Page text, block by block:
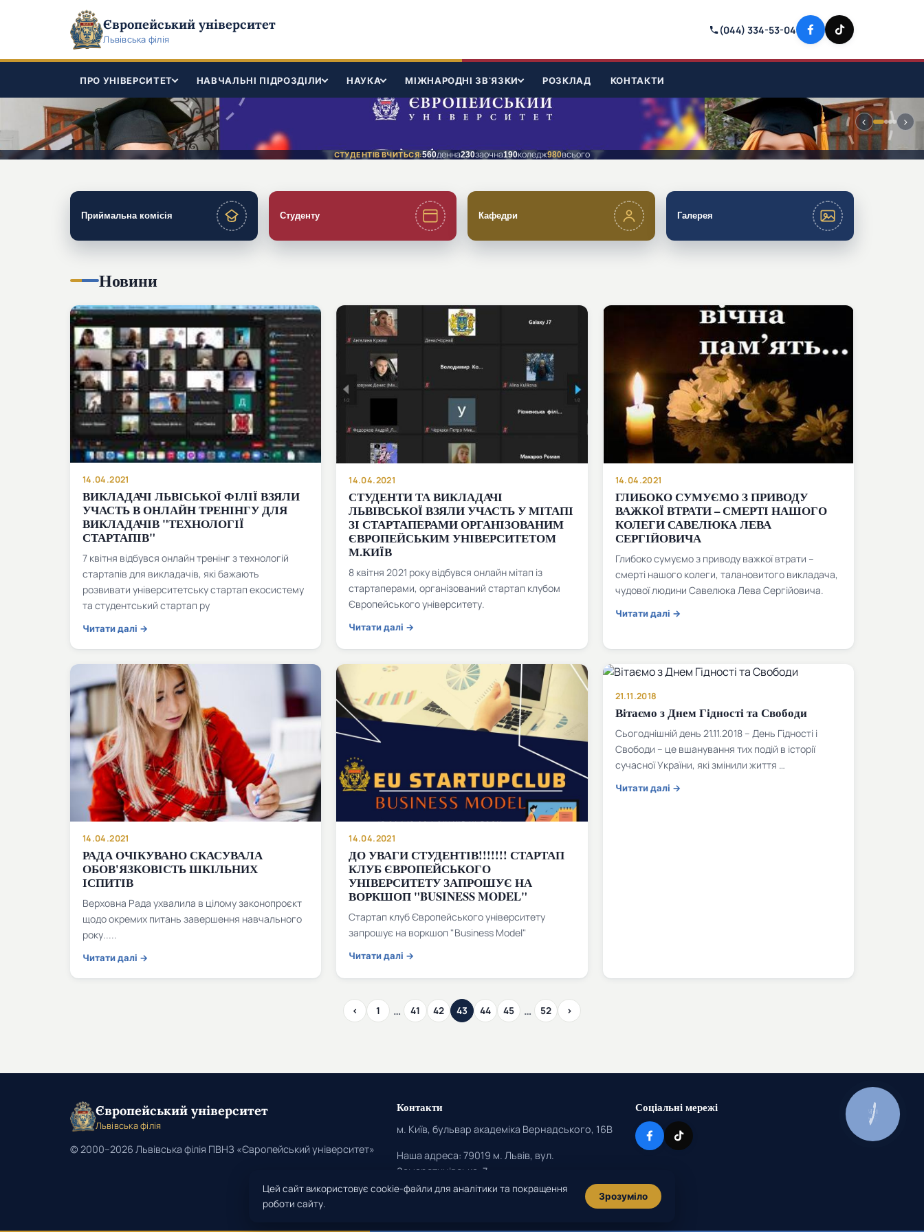
Європейський університет
Львівська філія
(044) 334-53-04
ПРО УНІВЕРСИТЕТ НАВЧАЛЬНІ ПІДРОЗДІЛИ НАУКА МІЖНАРОДНІ ЗВ'ЯЗКИ РОЗКЛАД КОНТАКТИ
‹ ›
СТУДЕНТІВ ВЧИТЬСЯ:560денна230заочна190коледж980всього
Приймальна комісія Студенту Кафедри Галерея
Новини
14.04.2021
ВИКЛАДАЧІ ЛЬВІСЬКОЇ ФІЛІЇ ВЗЯЛИ
УЧАСТЬ В ОНЛАЙН ТРЕНІНГУ ДЛЯ
ВИКЛАДАЧІВ "ТЕХНОЛОГІЇ
СТАРТАПІВ"
7 квітня відбувся онлайн тренінг з технологій
стартапів для викладачів, які бажають
розвивати університетську стартап екосистему
та студентський стартап ру
Читати далі →
14.04.2021
СТУДЕНТИ ТА ВИКЛАДАЧІ
ЛЬВІВСЬКОЇ ВЗЯЛИ УЧАСТЬ У МІТАПІ
ЗІ СТАРТАПЕРАМИ ОРГАНІЗОВАНИМ
ЄВРОПЕЙСЬКИМ УНІВЕРСИТЕТОМ
М.КИЇВ
8 квітня 2021 року відбувся онлайн мітап із
стартаперами, організований стартап клубом
Європейського університету.
Читати далі →
14.04.2021
ГЛИБОКО СУМУЄМО З ПРИВОДУ
ВАЖКОЇ ВТРАТИ – СМЕРТІ НАШОГО
КОЛЕГИ САВЕЛЮКА ЛЕВА
СЕРГІЙОВИЧА
Глибоко сумуємо з приводу важкої втрати –
смерті нашого колеги, талановитого викладача,
чудової людини Савелюка Лева Сергійовича.
Читати далі →
14.04.2021
РАДА ОЧІКУВАНО СКАСУВАЛА
ОБОВ'ЯЗКОВІСТЬ ШКІЛЬНИХ
ІСПИТІВ
Верховна Рада ухвалила в цілому законопроєкт
щодо окремих питань завершення навчального
року.....
Читати далі →
14.04.2021
ДО УВАГИ СТУДЕНТІВ!!!!!!! СТАРТАП
КЛУБ ЄВРОПЕЙСЬКОГО
УНІВЕРСИТЕТУ ЗАПРОШУЄ НА
ВОРКШОП "BUSINESS MODEL"
Стартап клуб Європейського університету
запрошує на воркшоп "Business Model"
Читати далі →
21.11.2018
Вітаємо з Днем Гідності та Свободи
Сьогоднішній день 21.11.2018 – День Гідності і
Свободи – це вшанування тих подій в історії
сучасної України, які змінили життя …
Читати далі →
‹ 1 … 41 42 43 44 45 … 52 ›
Європейський університет
Львівська філія
© 2000–2026 Львівська філія ПВНЗ «Європейський університет»
Контакти
м. Київ, бульвар академіка Вернадського, 16В
Наша адреса: 79019 м. Львів, вул.
Замарстинівська, 7
(044) 334-53-04
Соціальні мережі
Цей сайт використовує cookie-файли для аналітики та покращення
роботи сайту.
Зрозуміло
КНОПКА
ЗВ'ЯЗКУ